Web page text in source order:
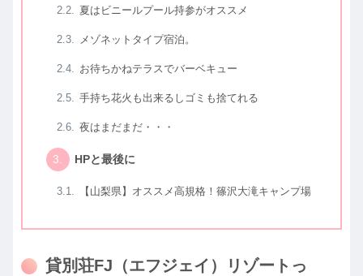
夏はビニールプール持参がオススメ
メゾネットタイプ宿泊。
お待ちかねテラスでバーベキュー
手持ち花火も出来るしゴミも捨てれる
夜はまだまだ・・・
HPと最後に
【山梨県】オススメ高規格！篠沢大滝キャンプ場
貸別荘FJ（エフジェイ）リゾートっ